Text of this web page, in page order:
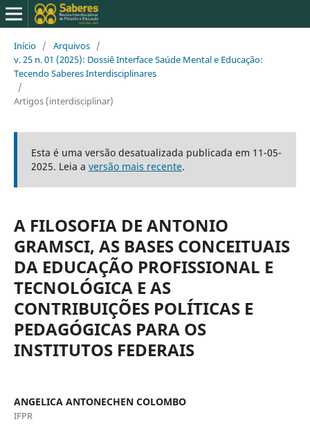
Início / Arquivos /
v. 25 n. 01 (2025): Dossiê Interface Saúde Mental e Educação:
Tecendo Saberes Interdisciplinares
/
Artigos (interdisciplinar)
Esta é uma versão desatualizada publicada em 11-05-
2025. Leia a versão mais recente.
A FILOSOFIA DE ANTONIO
GRAMSCI, AS BASES CONCEITUAIS
DA EDUCAÇÃO PROFISSIONAL E
TECNOLÓGICA E AS
CONTRIBUIÇÕES POLÍTICAS E
PEDAGÓGICAS PARA OS
INSTITUTOS FEDERAIS
ANGELICA ANTONECHEN COLOMBO
IFPR